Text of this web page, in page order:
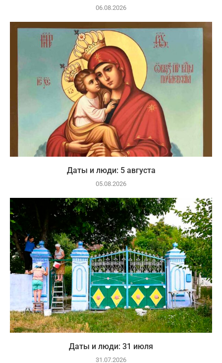
06.08.2026
Даты и люди: 5 августа
05.08.2026
Даты и люди: 31 июля
31.07.2026